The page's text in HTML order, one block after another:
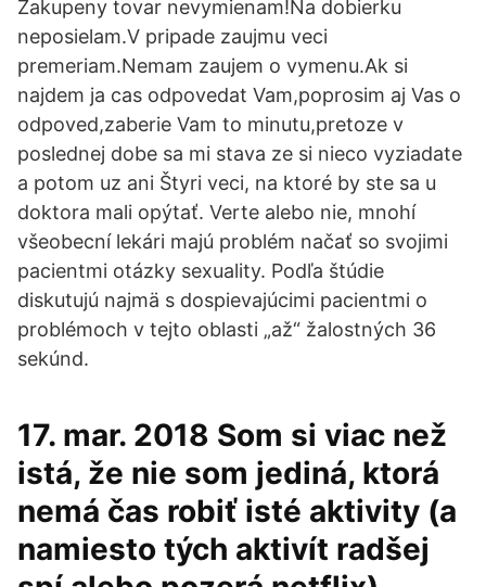
Zakupeny tovar nevymienam!Na dobierku
neposielam.V pripade zaujmu veci
premeriam.Nemam zaujem o vymenu.Ak si
najdem ja cas odpovedat Vam,poprosim aj Vas o
odpoved,zaberie Vam to minutu,pretoze v
poslednej dobe sa mi stava ze si nieco vyziadate
a potom uz ani Štyri veci, na ktoré by ste sa u
doktora mali opýtať. Verte alebo nie, mnohí
všeobecní lekári majú problém načať so svojimi
pacientmi otázky sexuality. Podľa štúdie
diskutujú najmä s dospievajúcimi pacientmi o
problémoch v tejto oblasti „až“ žalostných 36
sekúnd.
17. mar. 2018 Som si viac než
istá, že nie som jediná, ktorá
nemá čas robiť isté aktivity (a
namiesto tých aktivít radšej